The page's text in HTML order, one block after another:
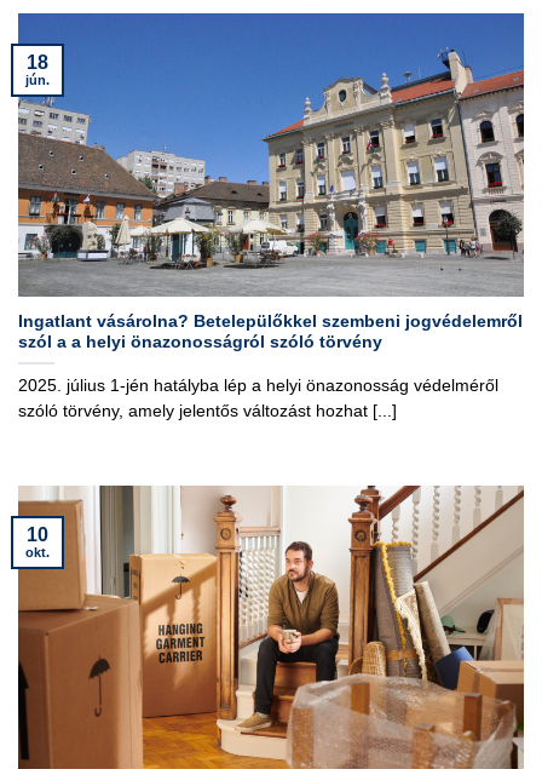
Ingatlant vásárolna? Betelepülőkkel szembeni jogvédelemről
szól a a helyi önazonosságról szóló törvény
2025. július 1-jén hatályba lép a helyi önazonosság védelméről
szóló törvény, amely jelentős változást hozhat [...]
18
jún.
10
okt.